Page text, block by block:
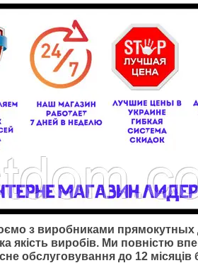
з виробниками прямокутных
якість виробів. Ми повністю
обслуговування до 12